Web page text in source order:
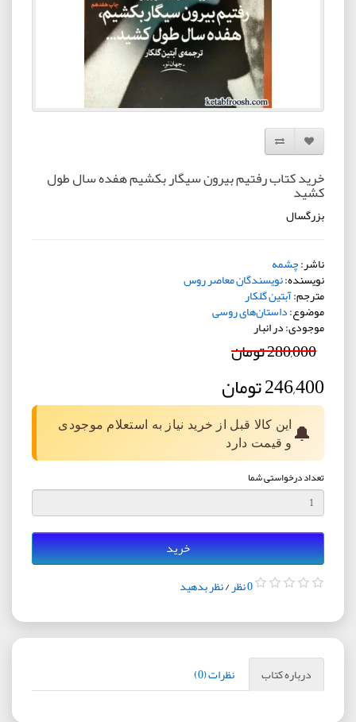
افزودن به لیست دلخواه
مقایسه این محصول
خرید کتاب رفتیم بیرون سیگار بکشیم هفده سال طول
کشید
بزرگسال
ناشر:چشمه
نویسنده:نویسندگان معاصر روس
مترجم:آبتین گلکار
موضوع:داستان‌های روسی
موجودی: در انبار
280,000 تومان
246,400 تومان
🔔 این کالا قبل از خرید نیاز به استعلام موجودی
و قیمت دارد
تعداد درخواستی شما
خرید
0 نظر /نظر بدهید
درباره کتاب نظرات (0)